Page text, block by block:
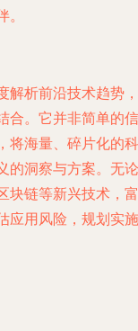
解析前沿技术趋势，
合。它并非简单的信
将海量、碎片化的科
的洞察与方案。无论
块链等新兴技术，富
应用风险，规划实施